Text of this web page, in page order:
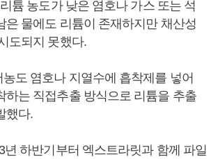
튬 농도가 낮은 염호나 가스 또는 석
은 물에도 리튬이 존재하지만 채산성
도되지 못했다.
도 염호나 지열수에 흡착제를 넣어
하는 직접추출 방식으로 리튬을 추출
했다.
년 하반기부터 엑스트라릿과 함께 파일